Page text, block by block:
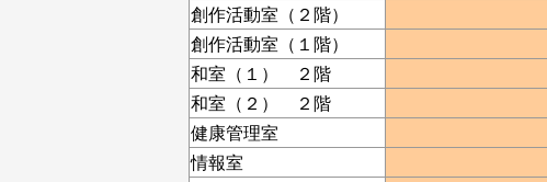
創作活動室（２階）
創作活動室（１階）
和室（１） ２階
和室（２） ２階
健康管理室
情報室